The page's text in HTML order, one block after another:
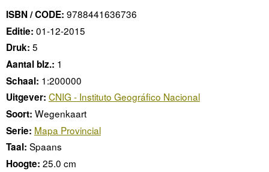
ISBN / CODE: 9788441636736
Editie: 01-12-2015
Druk: 5
Aantal blz.: 1
Schaal: 1:200000
Uitgever: CNIG - Instituto Geográfico Nacional
Soort: Wegenkaart
Serie: Mapa Provincial
Taal: Spaans
Hoogte: 25.0 cm